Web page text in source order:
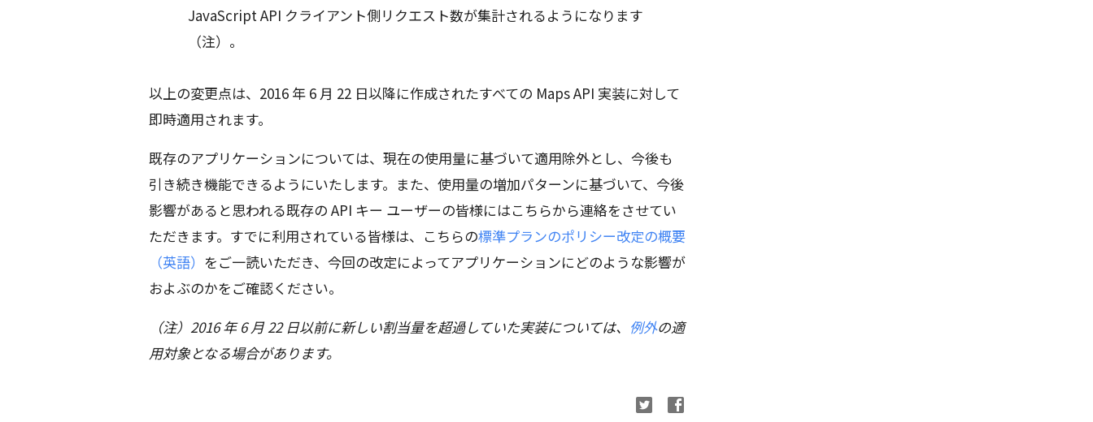
JavaScript API クライアント側リクエスト数が集計されるようになります
（注）。
以上の変更点は、2016 年 6 月 22 日以降に作成されたすべての Maps API 実装に対して
即時適用されます。
既存のアプリケーションについては、現在の使用量に基づいて適用除外とし、今後も
引き続き機能できるようにいたします。また、使用量の増加パターンに基づいて、今後
影響があると思われる既存の API キー ユーザーの皆様にはこちらから連絡をさせてい
ただきます。すでに利用されている皆様は、こちらの標準プランのポリシー改定の概要
（英語） をご一読いただき、今回の改定によってアプリケーションにどのような影響が
およぶのかをご確認ください。
（注）2016 年 6 月 22 日以前に新しい割当量を超過していた実装については、 例外の適
用対象となる場合があります。